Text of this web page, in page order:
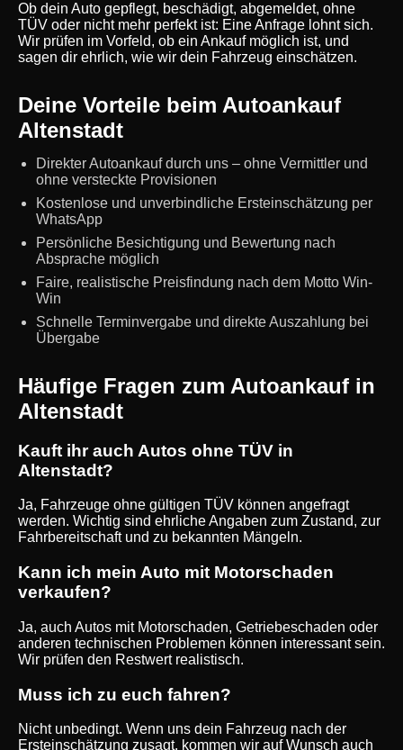
Ob dein Auto gepflegt, beschädigt, abgemeldet, ohne
TÜV oder nicht mehr perfekt ist: Eine Anfrage lohnt sich.
Wir prüfen im Vorfeld, ob ein Ankauf möglich ist, und
sagen dir ehrlich, wie wir dein Fahrzeug einschätzen.
Deine Vorteile beim Autoankauf
Altenstadt
Direkter Autoankauf durch uns – ohne Vermittler und
ohne versteckte Provisionen
Kostenlose und unverbindliche Ersteinschätzung per
WhatsApp
Persönliche Besichtigung und Bewertung nach
Absprache möglich
Faire, realistische Preisfindung nach dem Motto Win-
Win
Schnelle Terminvergabe und direkte Auszahlung bei
Übergabe
Häufige Fragen zum Autoankauf in
Altenstadt
Kauft ihr auch Autos ohne TÜV in
Altenstadt?
Ja, Fahrzeuge ohne gültigen TÜV können angefragt
werden. Wichtig sind ehrliche Angaben zum Zustand, zur
Fahrbereitschaft und zu bekannten Mängeln.
Kann ich mein Auto mit Motorschaden
verkaufen?
Ja, auch Autos mit Motorschaden, Getriebeschaden oder
anderen technischen Problemen können interessant sein.
Wir prüfen den Restwert realistisch.
Muss ich zu euch fahren?
Nicht unbedingt. Wenn uns dein Fahrzeug nach der
Ersteinschätzung zusagt, kommen wir auf Wunsch auch